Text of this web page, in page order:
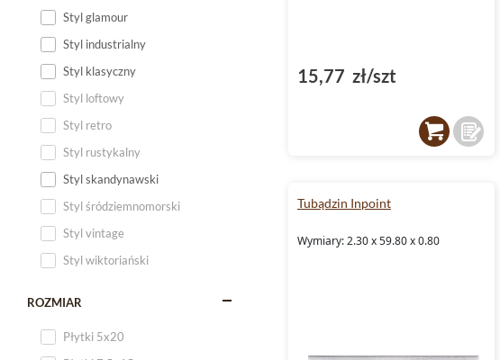
Styl glamour
Styl industrialny
Styl klasyczny
Styl loftowy
Styl retro
Styl rustykalny
Styl skandynawski
Styl śródziemnomorski
Styl vintage
Styl wiktoriański
ROZMIAR
Płytki 5x20
15,77 zł/szt
Tubądzin Inpoint
Wymiary: 2.30 x 59.80 x 0.80